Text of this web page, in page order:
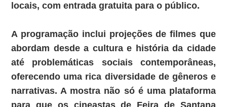
locais, com entrada gratuita para o público.
A programação inclui projeções de filmes que
abordam desde a cultura e história da cidade
até problemáticas sociais contemporâneas,
oferecendo uma rica diversidade de gêneros e
narrativas. A mostra não só é uma plataforma
para que os cineastas de Feira de Santana